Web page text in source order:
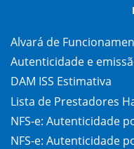
Alvará de
Autenticidade e
DAM ISS Estimativa
Lista de Prestadores
NFS-e: Autenticidade
NFS-e: Autenticidade